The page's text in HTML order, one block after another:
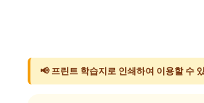
📢 프린트 학습지로 인쇄하여 이용할 수